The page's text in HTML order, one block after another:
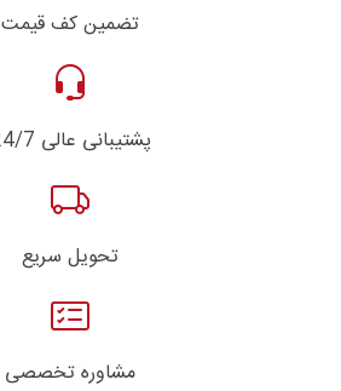
تضمین کف قیمت
پشتیبانی عالی 24/7
تحویل سریع
مشاوره تخصصی